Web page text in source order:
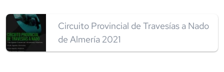
Circuito Provincial de Travesías a Nado
de Almería 2021